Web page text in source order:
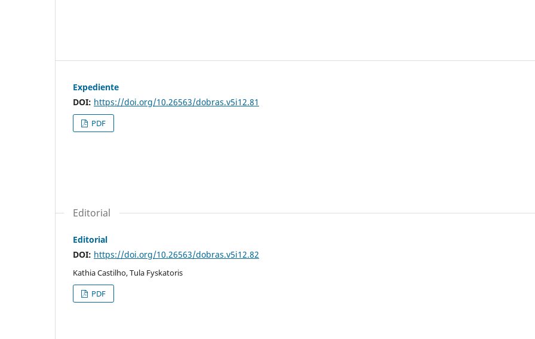
Expediente
DOI: https://doi.org/10.26563/dobras.v5i12.81
PDF
Editorial
Editorial
DOI: https://doi.org/10.26563/dobras.v5i12.82
Kathia Castilho, Tula Fyskatoris
PDF